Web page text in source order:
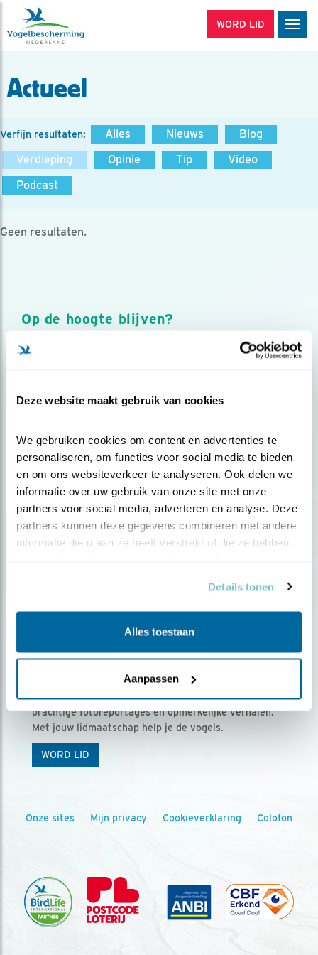
Deze website maakt gebruik van cookies
We gebruiken cookies om content en advertenties te
personaliseren, om functies voor social media te bieden
en om ons websiteverkeer te analyseren. Ook delen we
informatie over uw gebruik van onze site met onze
partners voor social media, adverteren en analyse. Deze
partners kunnen deze gegevens combineren met andere
informatie die u aan ze heeft verstrekt of die ze hebben
Details tonen
Alles toestaan
Aanpassen
WORD LID
Actueel
Verfijn resultaten: Alles Nieuws
Blog
Verdieping
Opinie Tip
Video
Podcast
Geen resultaten.
Op de hoogte blijven?
Meld je aan en ontvang nieuws, inspiratie, acties en tips
over vogels en activiteiten van Vogelbescherming.
Ontvang 5 x Vogels voor € 36,00 per jaar
Vogels is het tijdschrift voor onze leden, met
prachtige fotoreportages en opmerkelijke verhalen.
Met jouw lidmaatschap help je de vogels.
WORD LID
Onze sites Mijn privacy Cookieverklaring Colofon